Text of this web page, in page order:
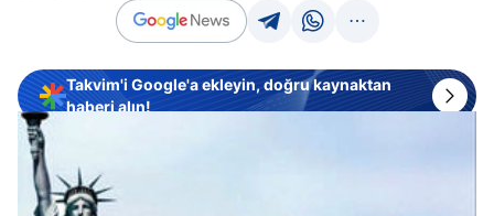
Takvim'i Google'a ekleyin, doğru kaynaktan
haberi alın!